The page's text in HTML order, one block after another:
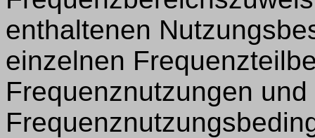
enthaltenen
einzelnen
Frequenznutzungen und